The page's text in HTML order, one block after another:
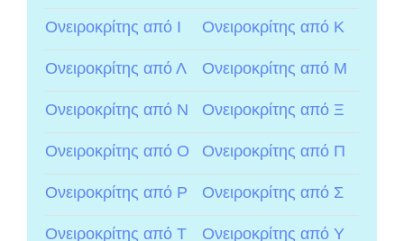
Ονειροκρίτης από Ι Ονειροκρίτης από Κ
Ονειροκρίτης από Λ Ονειροκρίτης από Μ
Ονειροκρίτης από Ν Ονειροκρίτης από Ξ
Ονειροκρίτης από Ο Ονειροκρίτης από Π
Ονειροκρίτης από Ρ Ονειροκρίτης από Σ
Ονειροκρίτης από Τ Ονειροκρίτης από Υ